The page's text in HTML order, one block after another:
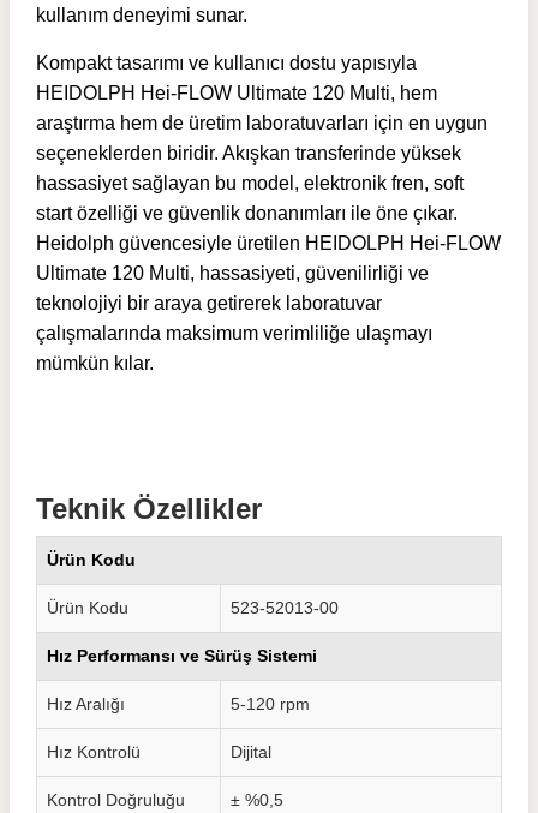
kullanım deneyimi sunar.
Kompakt tasarımı ve kullanıcı dostu yapısıyla
HEIDOLPH Hei-FLOW Ultimate 120 Multi, hem
araştırma hem de üretim laboratuvarları için en uygun
seçeneklerden biridir. Akışkan transferinde yüksek
hassasiyet sağlayan bu model, elektronik fren, soft
start özelliği ve güvenlik donanımları ile öne çıkar.
Heidolph güvencesiyle üretilen HEIDOLPH Hei-FLOW
Ultimate 120 Multi, hassasiyeti, güvenilirliği ve
teknolojiyi bir araya getirerek laboratuvar
çalışmalarında maksimum verimliliğe ulaşmayı
mümkün kılar.
Teknik Özellikler
Ürün Kodu
Ürün Kodu 523-52013-00
Hız Performansı ve Sürüş Sistemi
Hız Aralığı 5-120 rpm
Hız Kontrolü Dijital
Kontrol Doğruluğu ± %0,5